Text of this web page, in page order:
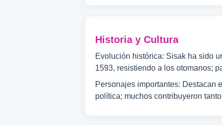
Historia y Cultura
Evolución histórica: Sisak ha sido
1593, resistiendo a los otomanos;
Personajes importantes: Destacan
política; muchos contribuyeron